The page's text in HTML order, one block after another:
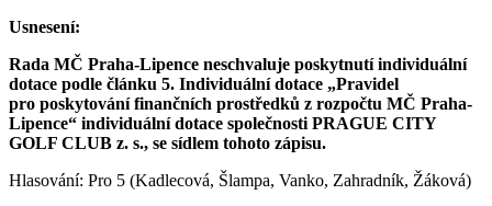
Usnesení:
Rada MČ Praha-Lipence neschvaluje poskytnutí individuální
dotace podle článku 5. Individuální dotace „Pravidel
pro poskytování finančních prostředků z rozpočtu MČ Praha-
Lipence“ individuální dotace společnosti PRAGUE CITY
GOLF CLUB z. s., se sídlem tohoto zápisu.
Hlasování: Pro 5 (Kadlecová, Šlampa, Vanko, Zahradník, Žáková)